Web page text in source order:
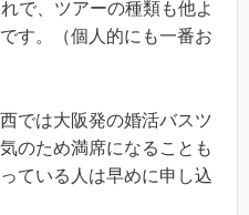
で、ツアーの種類も他よ
す。（個人的にも一番お
では大阪発の婚活バスツ
のため満席になることも
ている人は早めに申し込